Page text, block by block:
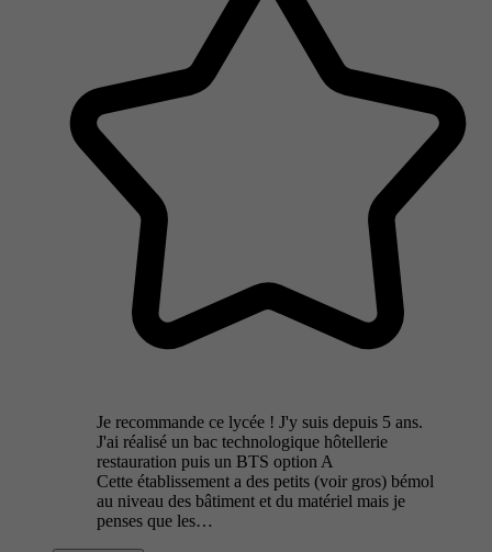
Je recommande ce lycée ! J'y suis depuis 5 ans.
J'ai réalisé un bac technologique hôtellerie
restauration puis un BTS option A
Cette établissement a des petits (voir gros) bémol
au niveau des bâtiment et du matériel mais je
penses que les…